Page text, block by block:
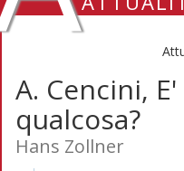
A. Cencini,
qualcosa?
Hans Zollner